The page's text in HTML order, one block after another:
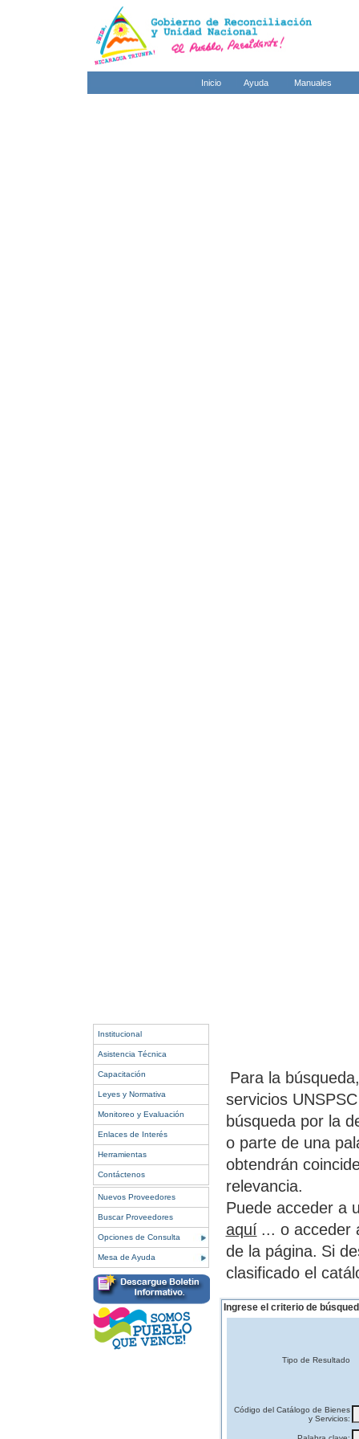
Inicio Ayuda Manuales
Institucional
Asistencia Técnica
Capacitación
Leyes y Normativa
Monitoreo y Evaluación
Enlaces de Interés
Herramientas
Contáctenos
Nuevos Proveedores
Buscar Proveedores
Opciones de Consulta
Mesa de Ayuda
Para la
servicios
búsqueda por la
o parte de una
obtendrán
relevancia.
Puede acceder a
aquí ... o acceder
de la página. Si
clasificado el
Ingrese el criterio de
Tipo de Resultado
Código del Catálogo de Bienes
y Servicios: